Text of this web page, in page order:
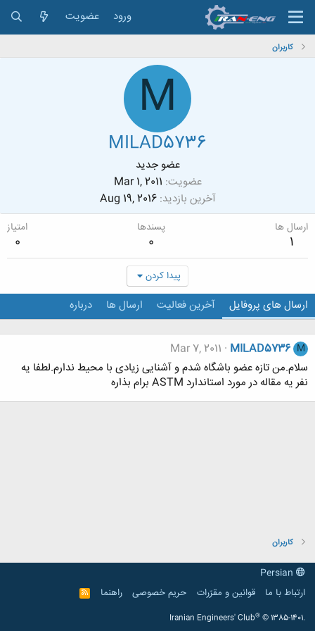
ورود عضویت
کاربران
M
MILAD5736
عضو جدید
عضویت Mar 1, 2011
آخرین بازدید Aug 19, 2016
ارسال ها
1
پسندها
0
امتیاز
0
پیدا کردن
ارسال های پروفایل آخرین فعالیت ارسال ها درباره
M
MILAD5736
Mar 7, 2011
سلام.من تازه عضو باشگاه شدم و آشنایی زیادی با محیط ندارم.لطفا یه
نفر یه مقاله در مورد استاندارد ASTM برام بذاره
کاربران
ارتباط با ما
قوانین و مقرّرات حریم خصوصی راهنما
R
S
Iranian Engineers' Club® © 1385-1401.